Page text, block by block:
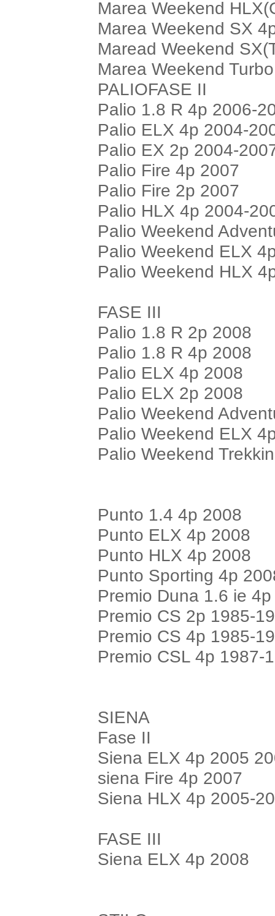
Marea Weekend
Marea Weekend SX
Maread Weekend
Marea Weekend
PALIOFASE II
Palio 1.8 R 4p 2006-
Palio ELX 4p 2004-
Palio EX 2p 2004-
Palio Fire 4p 2007
Palio Fire 2p 2007
Palio HLX 4p 2004-
Palio Weekend
Palio Weekend ELX
Palio Weekend HLX
FASE III
Palio 1.8 R 2p 2008
Palio 1.8 R 4p 2008
Palio ELX 4p 2008
Palio ELX 2p 2008
Palio Weekend
Palio Weekend ELX
Palio Weekend
Punto 1.4 4p 2008
Punto ELX 4p 2008
Punto HLX 4p 2008
Punto Sporting 4p
Premio Duna 1.6 ie
Premio CS 2p 1985-
Premio CS 4p 1985-
Premio CSL 4p 1987-
SIENA
Fase II
Siena ELX 4p 2005
siena Fire 4p 2007
Siena HLX 4p 2005-
FASE III
Siena ELX 4p 2008